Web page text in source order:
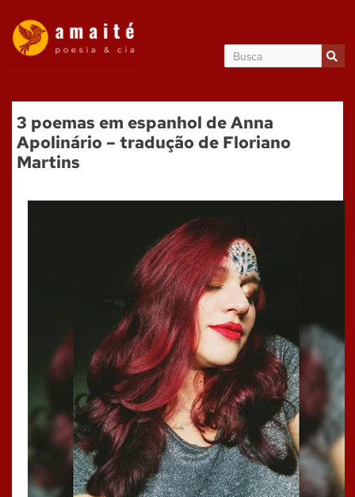
3 poemas em espanhol de Anna
Apolinário – tradução de Floriano
Martins